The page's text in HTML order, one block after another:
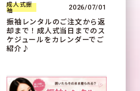
成人式振
袖
2026/07/01
振袖レンタルのご注文から返
却まで！成人式当日までのス
ケジュールをカレンダーでご
紹介♪